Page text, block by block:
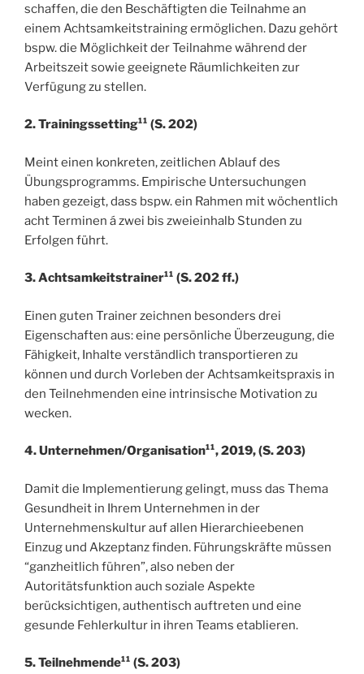
schaffen, die den Beschäftigten die Teilnahme an
einem Achtsamkeitstraining ermöglichen. Dazu gehört
bspw. die Möglichkeit der Teilnahme während der
Arbeitszeit sowie geeignete Räumlichkeiten zur
Verfügung zu stellen.
2. Trainingssetting¹¹ (S. 202)
Meint einen konkreten, zeitlichen Ablauf des
Übungsprogramms. Empirische Untersuchungen
haben gezeigt, dass bspw. ein Rahmen mit wöchentlich
acht Terminen á zwei bis zweieinhalb Stunden zu
Erfolgen führt.
3. Achtsamkeitstrainer¹¹ (S. 202 ff.)
Einen guten Trainer zeichnen besonders drei
Eigenschaften aus: eine persönliche Überzeugung, die
Fähigkeit, Inhalte verständlich transportieren zu
können und durch Vorleben der Achtsamkeitspraxis in
den Teilnehmenden eine intrinsische Motivation zu
wecken.
4. Unternehmen/Organisation¹¹, 2019, (S. 203)
Damit die Implementierung gelingt, muss das Thema
Gesundheit in Ihrem Unternehmen in der
Unternehmenskultur auf allen Hierarchieebenen
Einzug und Akzeptanz finden. Führungskräfte müssen
“ganzheitlich führen”, also neben der
Autoritätsfunktion auch soziale Aspekte
berücksichtigen, authentisch auftreten und eine
gesunde Fehlerkultur in ihren Teams etablieren.
5. Teilnehmende¹¹ (S. 203)